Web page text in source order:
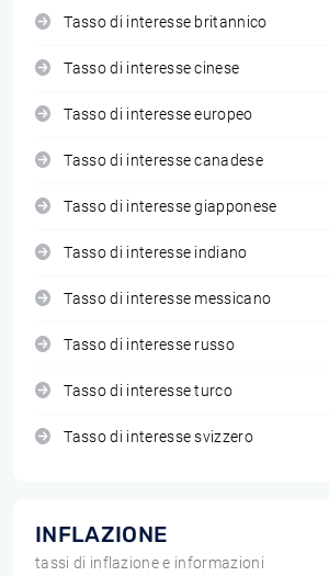
Tasso di interesse britannico
Tasso di interesse cinese
Tasso di interesse europeo
Tasso di interesse canadese
Tasso di interesse giapponese
Tasso di interesse indiano
Tasso di interesse messicano
Tasso di interesse russo
Tasso di interesse turco
Tasso di interesse svizzero
INFLAZIONE
tassi di inflazione e informazioni